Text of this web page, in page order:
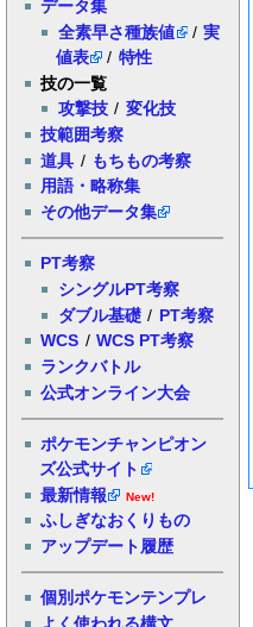
データ集
全素早さ種族値
/ 実
値表
/ 特性
技の一覧
攻撃技 / 変化技
技範囲考察
道具 / もちもの考察
用語・略称集
その他データ集
PT考察
シングルPT考察
ダブル基礎 / PT考察
WCS / WCS PT考察
ランクバトル
公式オンライン大会
ポケモンチャンピオン
ズ公式サイト
最新情報
New!
ふしぎなおくりもの
アップデート履歴
個別ポケモンテンプレ